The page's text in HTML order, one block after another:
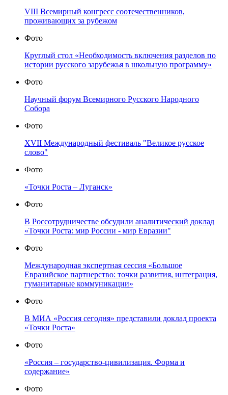
VIII Всемирный конгресс соотечественников,
проживающих за рубежом
Фото
Круглый стол «Необходимость включения разделов по
истории русского зарубежья в школьную программу»
Фото
Научный форум Всемирного Русского Народного
Собора
Фото
XVII Международный фестиваль "Великое русское
слово"
Фото
«Точки Роста – Луганск»
Фото
В Россотрудничестве обсудили аналитический доклад
«Точки Роста: мир России - мир Евразии"
Фото
Международная экспертная сессия «Большое
Евразийское партнерство: точки развития, интеграция,
гуманитарные коммуникации»
Фото
В МИА «Россия сегодня» представили доклад проекта
«Точки Роста»
Фото
«Россия – государство-цивилизация. Форма и
содержание»
Фото